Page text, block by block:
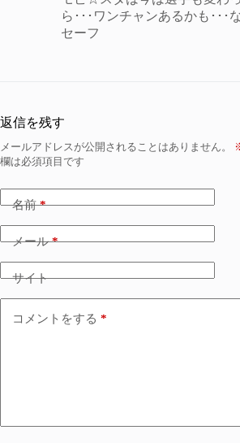
ら･･･ワンチャンあるかも･･･
セーフ
返信を残す
メールアドレスが公開されることはありません。
欄は必須項目です
名前*
メール*
サイト
コメントをする *